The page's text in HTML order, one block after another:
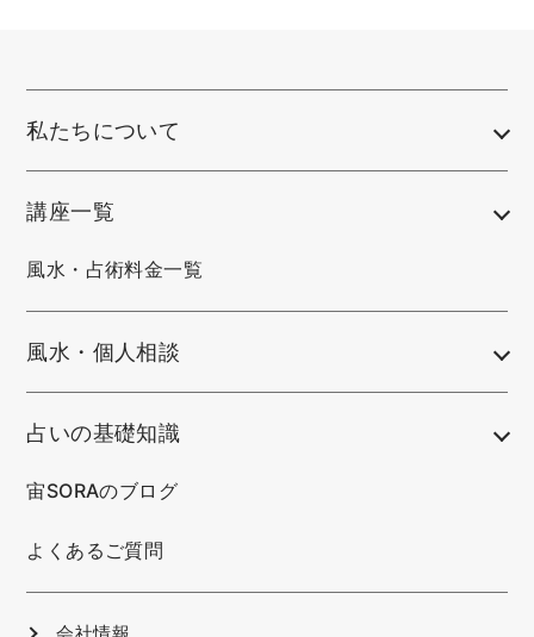
私たちについて
講座一覧
風水・占術料金一覧
風水・個人相談
占いの基礎知識
宙SORAのブログ
よくあるご質問